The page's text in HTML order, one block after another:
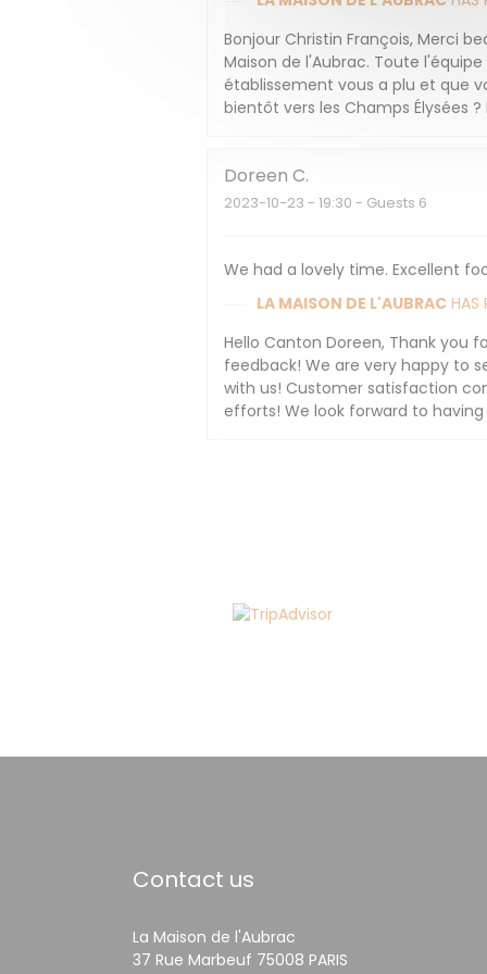
Bonjour Christin François, Merci
Maison de l'Aubrac. Toute
établissement vous a plu et que
bientôt vers les Champs Élysées ?
Doreen C
2023-10-23 - 19:30 - Guests 6
We had a lovely time. Excellent
LA MAISON DE L'AUBRAC HAS
Hello Canton Doreen, Thank you
feedback! We are very happy to
with us! Customer satisfaction
efforts! We look forward to
Contact us
La Maison de l'Aubrac
37 Rue Marbeuf 75008 PARIS ((opens in a new